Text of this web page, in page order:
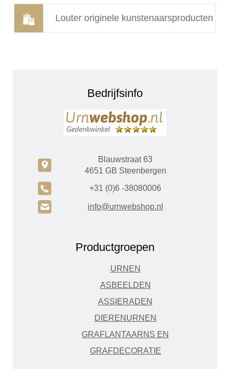
Louter originele kunstenaarsproducten
Bedrijfsinfo
c
Blauwstraat 63
4651 GB Steenbergen
A +31 (0)6 -38080006
H info@urnwebshop.nl
Productgroepen
URNEN
ASBEELDEN
ASSIERADEN
DIERENURNEN
GRAFLANTAARNS EN
GRAFDECORATIE